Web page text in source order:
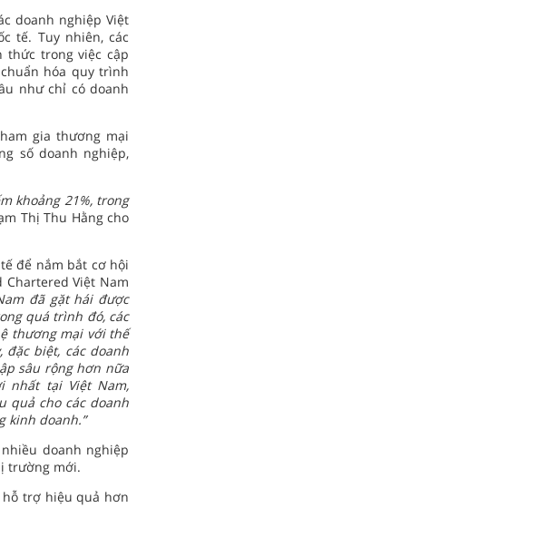
doanh nghiệp Việt
tế. Tuy nhiên, các
thức trong việc cập
hóa quy trình
như chỉ có doanh
gia thương mại
số doanh nghiệp,
khoảng 21%, trong
Thị Thu Hằng cho
để nắm bắt cơ hội
Việt Nam
đã gặt hái được
quá trình đó, các
thương mại với thế
biệt, các doanh
sâu rộng hơn nữa
nhất tại Việt Nam,
quả cho các doanh
kinh doanh.”
doanh nghiệp
trường mới.
hỗ trợ hiệu quả hơn